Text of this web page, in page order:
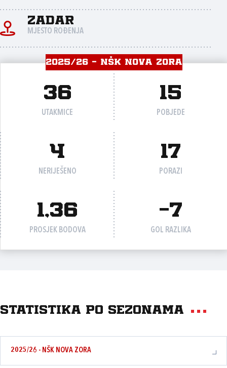
Zadar
MJESTO ROĐENJA
2025/26 - NŠK NOVA ZORA
36
UTAKMICE
15
POBJEDE
4
NERIJEŠENO
17
PORAZI
1,36
PROSJEK BODOVA
-7
GOL RAZLIKA
Statistika po sezonama
2025/26 - NŠK NOVA ZORA